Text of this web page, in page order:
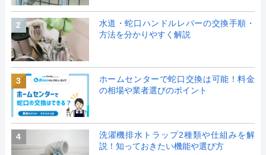
2
水道・蛇口ハンドルレバーの交換手順・
方法を分かりやすく解説
3
ホームセンターで蛇口交換は可能！料金
の相場や業者選びのポイント
4
洗濯機排水トラップ2種類や仕組みを解
説！知っておきたい機能や選び方